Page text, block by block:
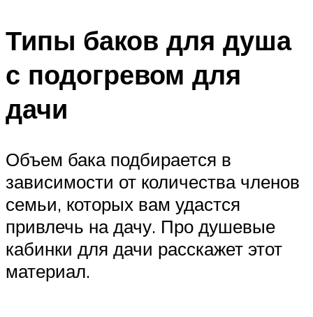
Типы баков для душа
с подогревом для
дачи
Объем бака подбирается в
зависимости от количества членов
семьи, которых вам удастся
привлечь на дачу. Про душевые
кабинки для дачи расскажет этот
материал.